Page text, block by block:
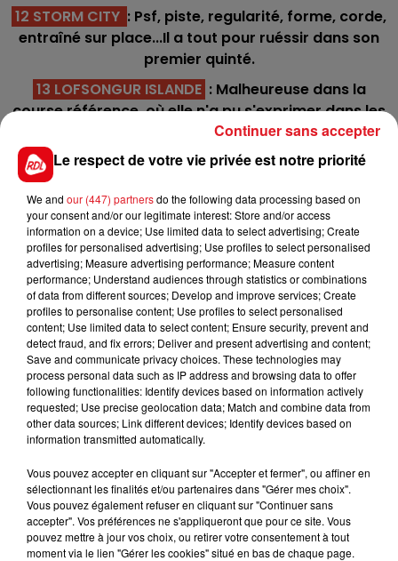
12 STORM CITY : Psf, piste, regularité, forme, corde,
entraîné sur place...Il a tout pour ruéssir dans son
premier quinté.
13 LOFSONGUR ISLANDE : Malheureuse dans la
course référence, où elle n'a pu s'exprimer dans les
derniers mêtres. Elle sera à reprendre car elle a déjà
bient fait dans cette catégorie.
9 TRUE TEDESCO
05/11, derriére un rideau de concurrent. Il
commence à refaire parler de lui, et peut pimenter
les rapports.
*********
En direct des pistes :
Vincennes (R4) : 213 HORSY ROYAL -
Le respect de votre vie privée est notre priorité
We and our (447) partnersdo the following data processing based on
your consent and/or our legitimate interest: Store and/or access
information on a device; Use limited data to select advertising; Create
profiles for personalised advertising; Use profiles to select personalised
advertising; Measure advertising performance; Measure content
performance; Understand audiences through statistics or combinations
of data from different sources; Develop and improve services; Create
profiles to personalise content; Use profiles to select personalised
content; Use limited data to select content; Ensure security, prevent and
detect fraud, and fix errors; Deliver and present advertising and content;
Save and communicate privacy choices. These technologies may
process personal data such as IP address and browsing data to offer
following functionalities: Identify devices based on information actively
requested; Use precise geolocation data; Match and combine data from
other data sources; Link different devices; Identify devices based on
information transmitted automatically.
Vous pouvez accepter en cliquant sur "Accepter et fermer", ou affiner en
sélectionnant les finalités et/ou partenaires dans "Gérer mes choix".
Vous pouvez également refuser en cliquant sur "Continuer sans
accepter". Vos préférences ne s'appliqueront que pour ce site. Vous
pouvez mettre à jour vos choix, ou retirer votre consentement à tout
moment via le lien "Gérer les cookies" situé en bas de chaque page.
Continuer sans accepter